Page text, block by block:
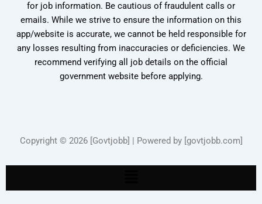
for job information. Be cautious of fraudulent calls or
emails. While we strive to ensure the information on this
app/website is accurate, we cannot be held responsible for
any losses resulting from inaccuracies or deficiencies. We
recommend verifying all job details on the official
government website before applying.
Copyright © 2026 [Govtjobb] | Powered by [govtjobb.com]